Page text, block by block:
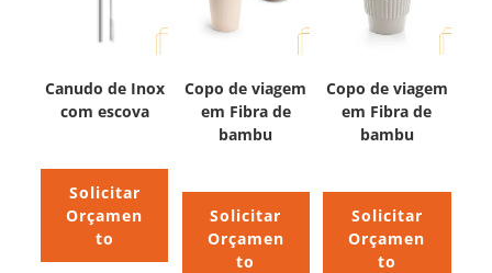
Canudo de Inox
com escova
Solicitar
Orçamen
to
Copo de viagem
em Fibra de
bambu
Solicitar
Orçamen
to
Copo de viagem
em Fibra de
bambu
Solicitar
Orçamen
to